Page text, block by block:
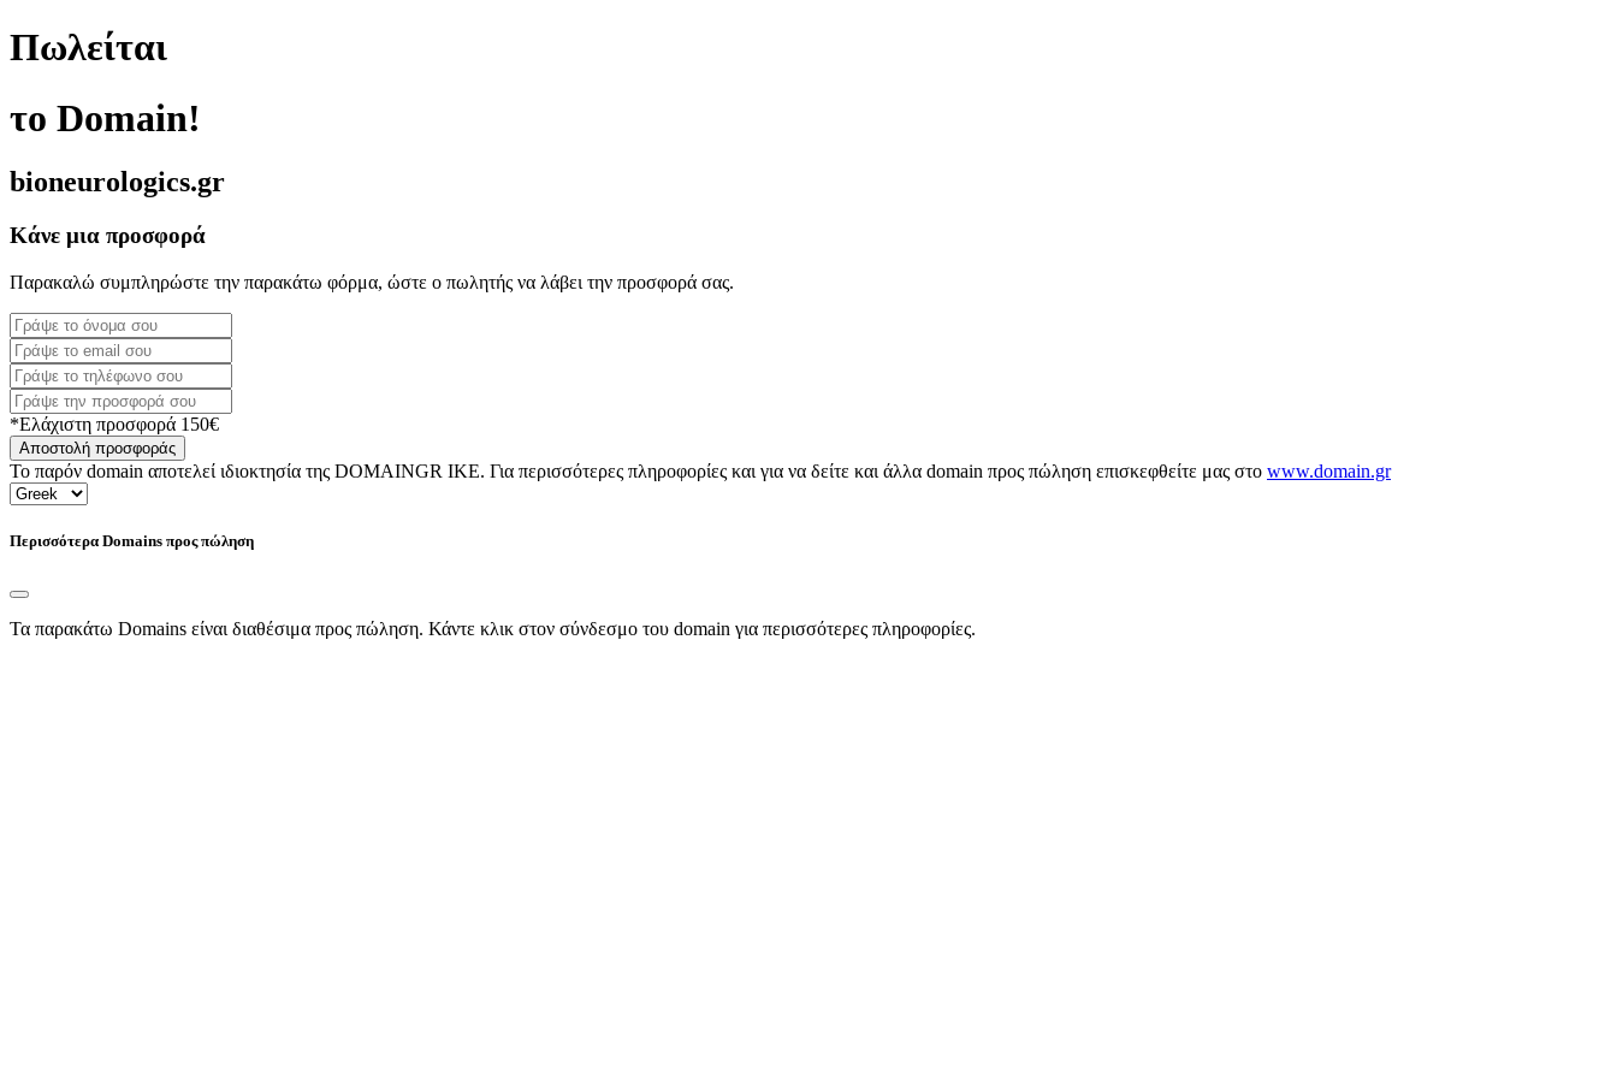
Πωλείται
το Domain!
bioneurologics.gr
Κάνε μια προσφορά
Παρακαλώ συμπληρώστε την παρακάτω φόρμα, ώστε ο πωλητής να λάβει την προσφορά σας.
*Ελάχιστη προσφορά 150€
Αποστολή προσφοράς
Το παρόν domain αποτελεί ιδιοκτησία της DOMAINGR ΙΚΕ. Για περισσότερες πληροφορίες και για να δείτε και άλλα domain προς πώληση επισκεφθείτε μας στο www.domain.gr
Περισσότερα Domains προς πώληση
Τα παρακάτω Domains είναι διαθέσιμα προς πώληση. Κάντε κλικ στον σύνδεσμο του domain για περισσότερες πληροφορίες.